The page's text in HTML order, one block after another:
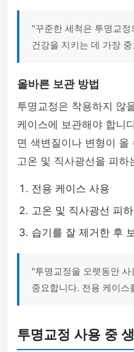
"꾸준한 세척은 투명교
건강을 지키는 데 가장
올바른 보관 방법
투명교정은 착용하지 않
케이스에 보관해야 합니
면 색변질이나 변형이
고온 및 직사광선을 피하
전용 케이스 사용
고온 및 직사광선 피하
습기를 잘 제거한 후
"투명교정을 오랫동안
중요합니다. 전용 케이스
투명교정 사용 중